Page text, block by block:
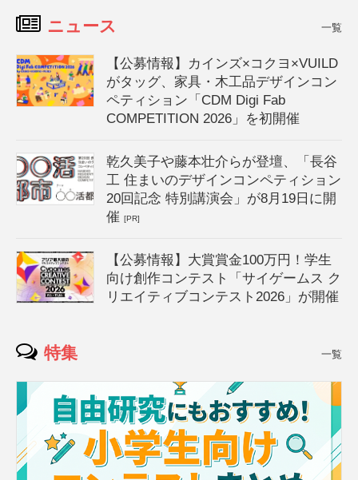
ニュース 一覧
【公募情報】カインズ×コクヨ×VUILD
がタッグ、家具・木工品デザインコン
ペティション「CDM Digi Fab
COMPETITION 2026」を初開催
乾久美子や藤本壮介らが登壇、「長谷
工 住まいのデザインコンペティション
20回記念 特別講演会」が8月19日に開
催[PR]
【公募情報】大賞賞金100万円！学生
向け創作コンテスト「サイゲームス ク
リエイティブコンテスト2026」が開催
特集 一覧